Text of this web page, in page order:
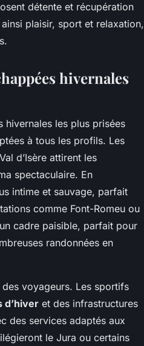
détente et récupération
plaisir, sport et relaxation,
hivernales
hivernales les plus prisées
à tous les profils. Les
d’Isère attirent les
spectaculaire. En
intime et sauvage, parfait
comme Font-Romeu ou
cadre paisible, parfait pour
randonnées en
voyageurs. Les sportifs
d’hiver et des infrastructures
des services adaptés aux
le Jura ou certains